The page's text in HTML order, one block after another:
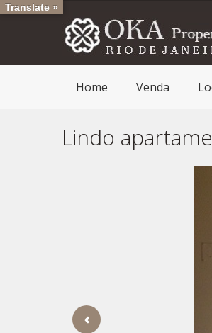
Home Venda
Lindo
Translate »